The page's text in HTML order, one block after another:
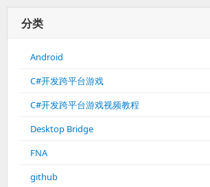
分类
Android
C#开发跨平台游戏
C#开发跨平台游戏视频教程
Desktop Bridge
FNA
github